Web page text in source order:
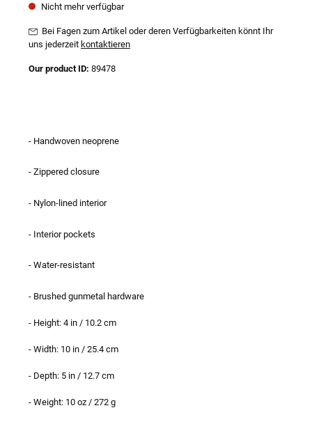
Nicht mehr verfügbar
Bei Fagen zum Artikel oder deren Verfügbarkeiten könnt Ihr
uns jederzeit kontaktieren
Our product ID: 89478
- Handwoven neoprene
- Zippered closure
- Nylon-lined interior
- Interior pockets
- Water-resistant
- Brushed gunmetal hardware
- Height: 4 in / 10.2 cm
- Width: 10 in / 25.4 cm
- Depth: 5 in / 12.7 cm
- Weight: 10 oz / 272 g